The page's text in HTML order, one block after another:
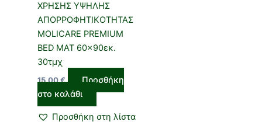
ΧΡΗΣΗΣ ΥΨΗΛΗΣ
ΑΠΟΡΡΟΦΗΤΙΚΟΤΗΤΑΣ
MOLICARE PREMIUM
BED MAT 60×90εκ.
30τμχ
15,00€
Προσθήκη
στο καλάθι
Προσθήκη στη λίστα